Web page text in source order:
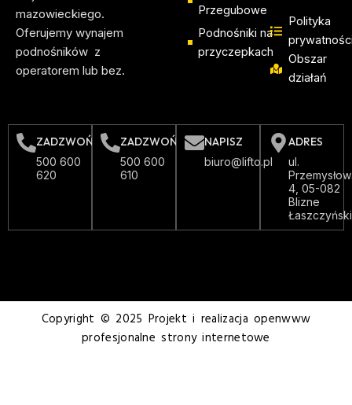
mazowieckiego.
Oferujemy wynajem
podnośników z
operatorem lub bez.
Przegubowe
Podnośniki na
przyczepkach
Polityka
Obszar
działań
ZADZWOŃ
500 600
620
ZADZWOŃ
500 600
610
NAPISZ
biuro@lifto.pl
ADRES
ul.
4, 05-082
Blizne
Copyright © 2025 Projekt i realizacja openwww
profesjonalne strony internetowe